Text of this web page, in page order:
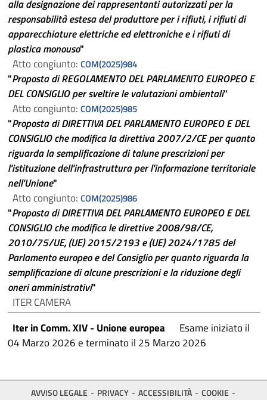
alla designazione dei rappresentanti autorizzati per la
responsabilità estesa del produttore per i rifiuti, i rifiuti di
apparecchiature elettriche ed elettroniche e i rifiuti di
plastica monouso"
Atto congiunto: COM(2025)984
"Proposta di REGOLAMENTO DEL PARLAMENTO EUROPEO E
DEL CONSIGLIO per sveltire le valutazioni ambientali"
Atto congiunto: COM(2025)985
"Proposta di DIRETTIVA DEL PARLAMENTO EUROPEO E DEL
CONSIGLIO che modifica la direttiva 2007/2/CE per quanto
riguarda la semplificazione di talune prescrizioni per
l'istituzione dell'infrastruttura per l'informazione territoriale
nell'Unione"
Atto congiunto: COM(2025)986
"Proposta di DIRETTIVA DEL PARLAMENTO EUROPEO E DEL
CONSIGLIO che modifica le direttive 2008/98/CE,
2010/75/UE, (UE) 2015/2193 e (UE) 2024/1785 del
Parlamento europeo e del Consiglio per quanto riguarda la
semplificazione di alcune prescrizioni e la riduzione degli
oneri amministrativi"
ITER CAMERA
Iter in Comm. XIV - Unione europea
Esame iniziato il
04 Marzo 2026 e terminato il 25 Marzo 2026
AVVISO LEGALE PRIVACY ACCESSIBILITÀ
COOKIE